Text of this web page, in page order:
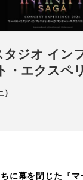
タジオ イン
・エクスペ
に幕を閉じた『